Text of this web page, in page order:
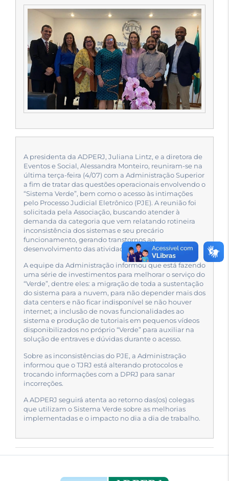
A presidenta da ADPERJ, Juliana Lintz, e a diretora de
Eventos e Social, Alessandra Monteiro, reuniram-se na
última terça-feira (4/07) com a Administração Superior
a fim de tratar das questões operacionais envolvendo o
“Sistema Verde”, bem como o acesso às intimações
pelo Processo Judicial Eletrônico (PJE). A reunião foi
solicitada pela Associação, buscando atender à
demanda da categoria que vem relatando rotineira
inconsistência dos sistemas e seu precário
funcionamento, gerando transtornos ao
desenvolvimento das atividades funcionais.
A equipe da Administração informou que está fazendo
uma série de investimentos para melhorar o serviço do
“Verde”, dentre eles: a migração de toda a sustentação
do sistema para a nuvem, para não depender mais dos
data centers e não ficar indisponível se não houver
internet; a inclusão de novas funcionalidades ao
sistema e produção de tutoriais em pequenos vídeos
disponibilizados no próprio “Verde” para auxiliar na
solução de entraves e dúvidas durante o acesso.
Sobre as inconsistências do PJE, a Administração
informou que o TJRJ está alterando protocolos e
trocando informações com a DPRJ para sanar
incorreções.
A ADPERJ seguirá atenta ao retorno das(os) colegas
que utilizam o Sistema Verde sobre as melhorias
implementadas e o impacto no dia a dia de trabalho.